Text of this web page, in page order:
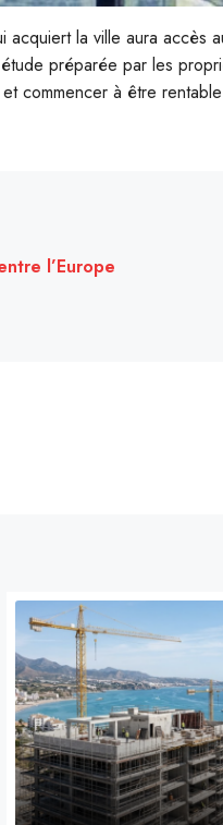
la ville aura accès
préparée par les
commencer à être
l’Europe